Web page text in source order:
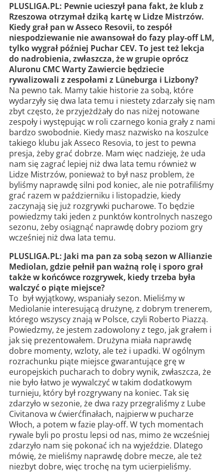
PLUSLIGA.PL: Pewnie ucieszył pana fakt, że klub z
Rzeszowa otrzymał dziką kartę w Lidze Mistrzów.
Kiedy grał pan w Asseco Resovii, to zespół
niespodziewanie nie awansował do fazy play-off LM,
tylko wygrał później Puchar CEV. To jest też lekcja
do nadrobienia, zwłaszcza, że w grupie oprócz
Aluronu CMC Warty Zawiercie będziecie
rywalizowali z zespołami z Lüneburga i Lizbony?
Na pewno tak. Mamy takie historie za sobą, które
wydarzyły się dwa lata temu i niestety zdarzały się nam
zbyt często, że przyjeżdżały do nas niżej notowane
zespoły i występując w roli czarnego konia grały z nami
bardzo swobodnie. Kiedy masz nazwisko na koszulce
takiego klubu jak Asseco Resovia, to jest to pewna
presja, żeby grać dobrze. Mam więc nadzieję, że uda
nam się zagrać lepiej niż dwa lata temu również w
Lidze Mistrzów, ponieważ to był nasz problem, że
byliśmy naprawdę silni pod koniec, ale nie potrafiliśmy
grać razem w październiku i listopadzie, kiedy
zaczynają się już rozgrywki pucharowe. To będzie
powiedzmy taki jeden z punktów kontrolnych naszego
sezonu, żeby osiągnąć naprawdę dobry poziom gry
wcześniej niż dwa lata temu.
PLUSLIGA.PL: Jaki ma pan za sobą sezon w Allianzie
Mediolan, gdzie pełnił pan ważną rolę i sporo grał
także w końcówce rozgrywek, kiedy trzeba była
walczyć o piąte miejsce?
To był wyjątkowy, wspaniały sezon. Mieliśmy w
Mediolanie interesującą drużynę, z dobrym trenerem,
którego wszyscy znają w Polsce, czyli Roberto Piazzą.
Powiedzmy, że jestem zadowolony z tego, jak grałem i
jak się prezentowałem. Drużyna miała naprawdę
dobre momenty, wzloty, ale też i upadki. W ogólnym
rozrachunku piąte miejsce gwarantujące grę w
europejskich pucharach to dobry wynik, zwłaszcza, że
nie było łatwo je wywalczyć w takim dodatkowym
turnieju, który był rozgrywany na koniec. Tak się
zdarzyło w sezonie, że dwa razy przegraliśmy z Lube
Civitanova w ćwierćfinałach, najpierw w pucharze
Włoch, a potem w fazie play-off. W tych momentach
rywale byli po prostu lepsi od nas, mimo że wcześniej
zdarzyło nam się pokonać ich na wyjeździe. Dlatego
mówię, że mieliśmy naprawdę dobre mecze, ale też
niezbyt dobre, więc trochę na tym ucierpieliśmy.